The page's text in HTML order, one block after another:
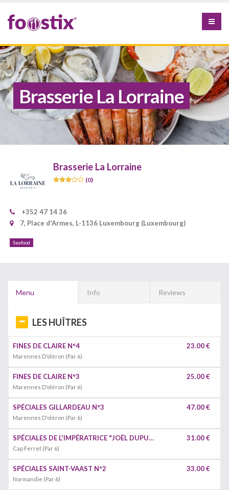
Brasserie La Lorraine
Brasserie La Lorraine
(0)
+352 47 14 36
7, Place d'Armes, L-1136 Luxembourg (Luxembourg)
Seafood
Menu Info Reviews
LES HUÎTRES
FINES DE CLAIRE N°4
Marennes D'oléron (Par 6)
23.00 €
FINES DE CLAIRE N°3
Marennes D'oléron (Par 6)
25.00 €
SPÉCIALES GILLARDEAU N°3
Marennes D'oléron (Par 6)
47.00 €
SPÉCIALES DE L'IMPÉRATRICE "JOËL DUPUCH" N°3
Cap Ferret (Par 6)
31.00 €
SPÉCIALES SAINT-VAAST N°2
Normandie (Par 6)
33.00 €